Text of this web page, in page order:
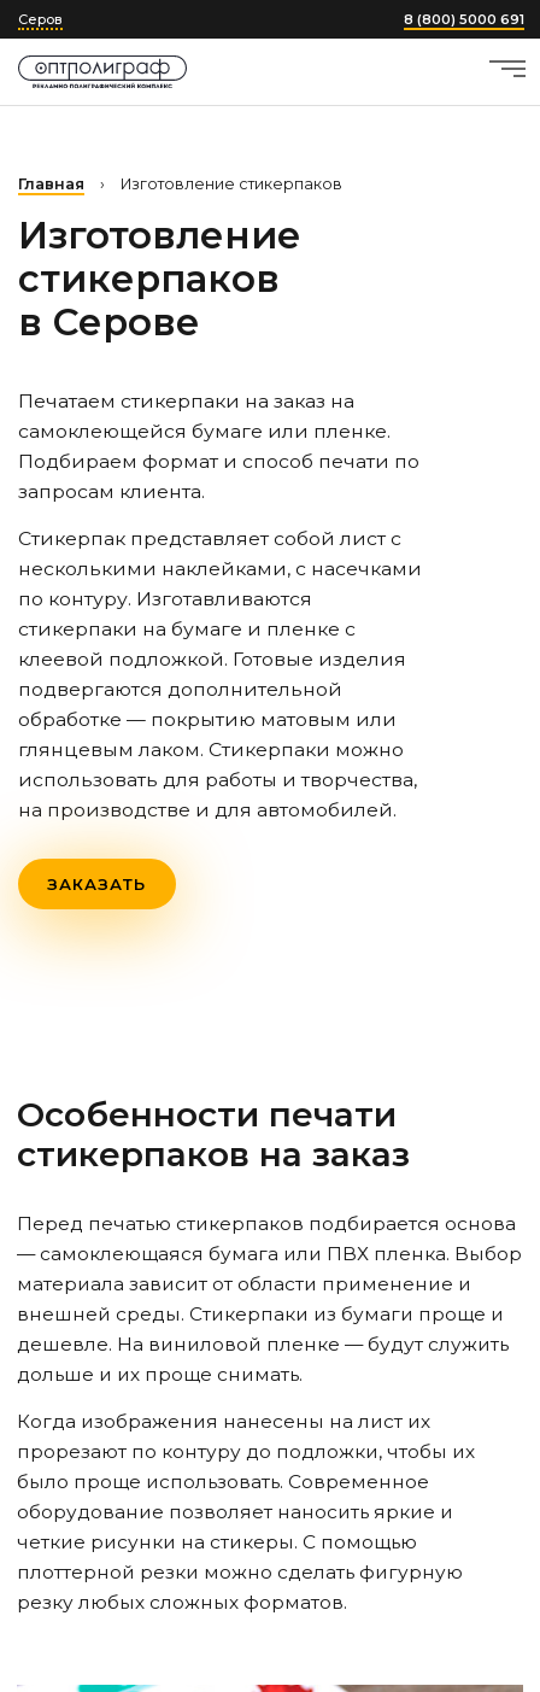
Серов 8 (800) 5000 691
Главная › Изготовление стикерпаков
Изготовление
стикерпаков
в Серове
Печатаем стикерпаки на заказ на
самоклеющейся бумаге или пленке.
Подбираем формат и способ печати по
запросам клиента.
Стикерпак представляет собой лист с
несколькими наклейками, с насечками
по контуру. Изготавливаются
стикерпаки на бумаге и пленке с
клеевой подложкой. Готовые изделия
подвергаются дополнительной
обработке — покрытию матовым или
глянцевым лаком. Стикерпаки можно
использовать для работы и творчества,
на производстве и для автомобилей.
ЗАКАЗАТЬ
Особенности печати
стикерпаков на заказ
Перед печатью стикерпаков подбирается основа
— самоклеющаяся бумага или ПВХ пленка. Выбор
материала зависит от области применение и
внешней среды. Стикерпаки из бумаги проще и
дешевле. На виниловой пленке — будут служить
дольше и их проще снимать.
Когда изображения нанесены на лист их
прорезают по контуру до подложки, чтобы их
было проще использовать. Современное
оборудование позволяет наносить яркие и
четкие рисунки на стикеры. С помощью
плоттерной резки можно сделать фигурную
резку любых сложных форматов.